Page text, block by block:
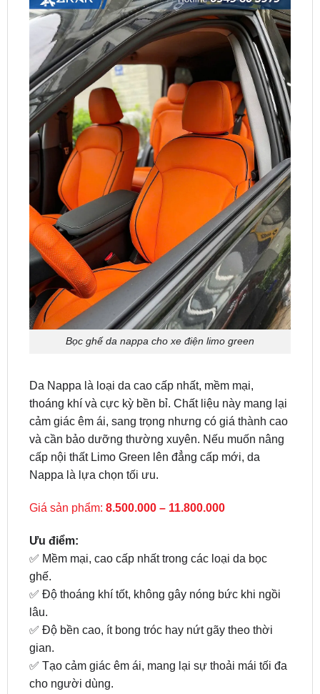
Bọc ghế da nappa cho xe điện limo green
Da Nappa là loại da cao cấp nhất, mềm mại,
cảm giác êm ái, sang trọng nhưng có giá thành cao
và cần bảo dưỡng thường xuyên. Nếu muốn nâng
cấp nội thất Limo Green lên đẳng cấp mới, da
Nappa là lựa chọn tối ưu.
Giá sản phẩm:8.500.000 – 11.800.000
Ưu điểm:
ghế.
✅ Độ thoáng khí tốt, không gây nóng bức khi ngồi
lâu.
✅ Độ bền cao, ít bong tróc hay nứt gãy theo thời
gian.
✅ Tạo cảm giác êm ái, mang lại sự thoải mái tối đa
cho người dùng.
Nhược điểm: